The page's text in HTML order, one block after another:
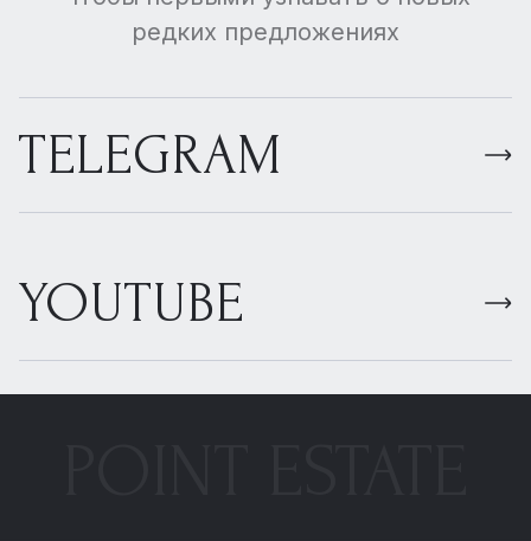
редких предложениях
TELEGRAM
YOUTUBE